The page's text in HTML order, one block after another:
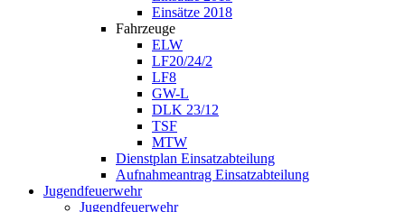
Einsätze 2018
Fahrzeuge
ELW
LF20/24/2
LF8
GW-L
DLK 23/12
TSF
MTW
Dienstplan Einsatzabteilung
Aufnahmeantrag Einsatzabteilung
Jugendfeuerwehr
Jugendfeuerwehr